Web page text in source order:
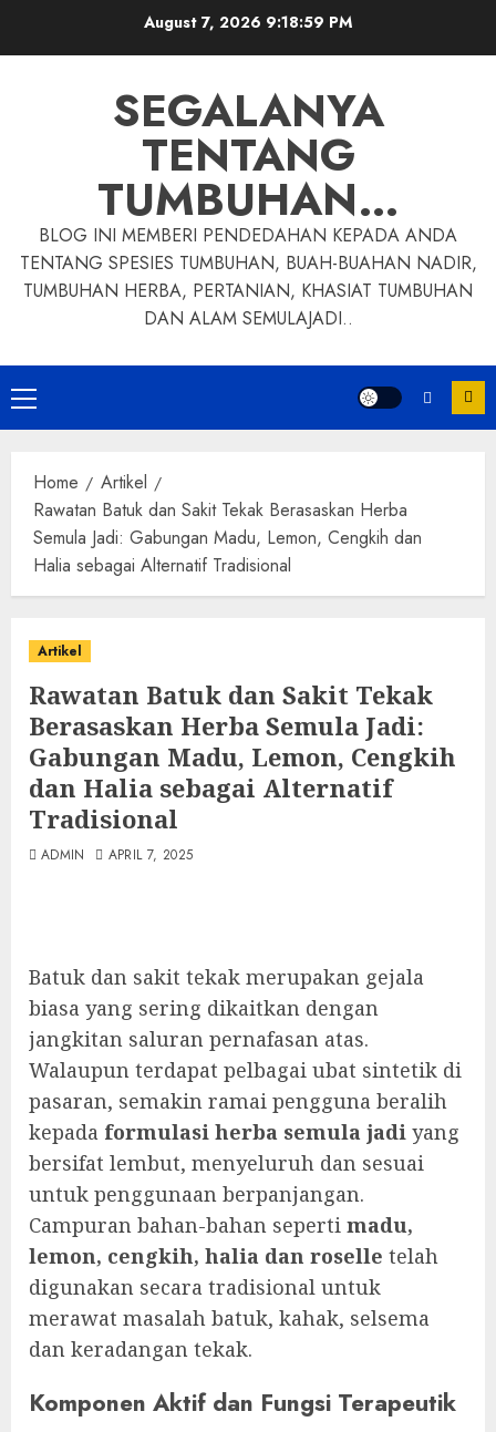
August 7, 2026 9:19:00 PM
SEGALANYA
TENTANG
TUMBUHAN…
BLOG INI MEMBERI PENDEDAHAN KEPADA ANDA
TENTANG SPESIES TUMBUHAN, BUAH-BUAHAN NADIR,
TUMBUHAN HERBA, PERTANIAN, KHASIAT TUMBUHAN
DAN ALAM SEMULAJADI..
Primary
Menu
Home
Artikel
Rawatan Batuk dan Sakit Tekak Berasaskan Herba
Semula Jadi: Gabungan Madu, Lemon, Cengkih dan
Halia sebagai Alternatif Tradisional
Artikel
Rawatan Batuk dan Sakit Tekak
Berasaskan Herba Semula Jadi:
Gabungan Madu, Lemon, Cengkih
dan Halia sebagai Alternatif
Tradisional
ADMIN APRIL 7, 2025
Batuk dan sakit tekak merupakan gejala
biasa yang sering dikaitkan dengan
jangkitan saluran pernafasan atas.
Walaupun terdapat pelbagai ubat sintetik di
pasaran, semakin ramai pengguna beralih
kepada formulasi herba semula jadi yang
bersifat lembut, menyeluruh dan sesuai
untuk penggunaan berpanjangan.
Campuran bahan-bahan seperti madu,
lemon, cengkih, halia dan roselle telah
digunakan secara tradisional untuk
merawat masalah batuk, kahak, selsema
dan keradangan tekak.
Komponen Aktif dan Fungsi Terapeutik